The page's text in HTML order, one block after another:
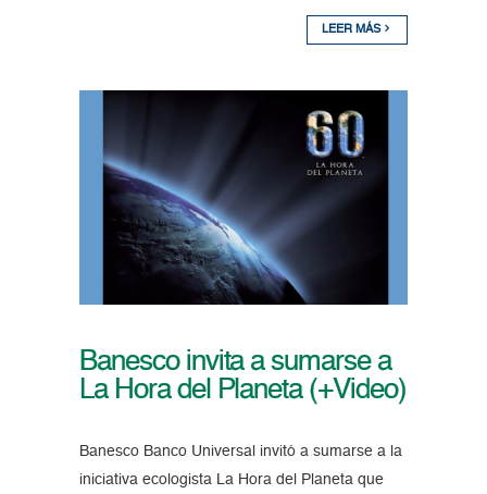
LEER MÁS
Banesco invita a sumarse a
La Hora del Planeta (+Video)
Banesco Banco Universal invitó a sumarse a la
iniciativa ecologista La Hora del Planeta que